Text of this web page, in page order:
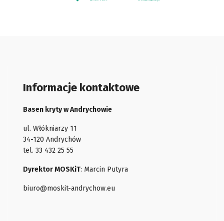
Informacje kontaktowe
Basen kryty w Andrychowie
ul. Włókniarzy 11
34-120 Andrychów
tel. 33 432 25 55
Dyrektor MOSKiT: Marcin Putyra
biuro@moskit-andrychow.eu